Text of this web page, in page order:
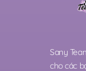
Sany
cho các